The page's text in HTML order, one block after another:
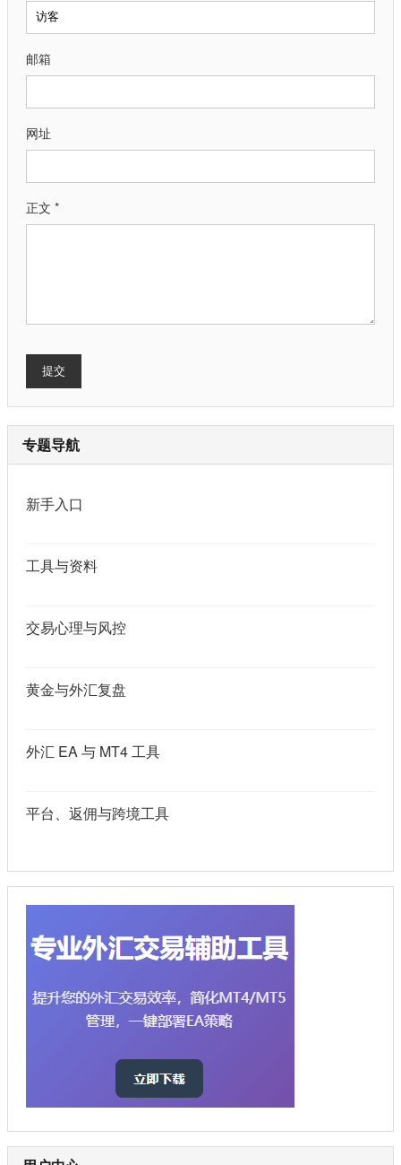
邮箱
网址
正文 *
提交
专题导航
新手入口
工具与资料
交易心理与风控
黄金与外汇复盘
外汇 EA 与 MT4 工具
平台、返佣与跨境工具